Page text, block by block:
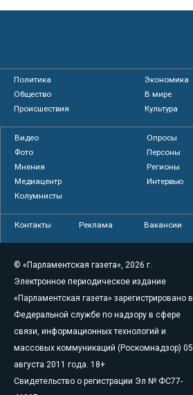
Политика
Экономика
Общество
В мире
Происшествия
Культура
Видео
Опросы
Фото
Персоны
Мнения
Регионы
Медиацентр
Интервью
Колумнисты
Контакты Реклама Вакансии
© «Парламентская газета», 2026 г.
Электронное периодическое издание
«Парламентская газета» зарегистрировано в
Федеральной службе по надзору в сфере
связи, информационных технологий и
массовых коммуникаций (Роскомнадзор) 05
августа 2011 года. 18+
Свидетельство о регистрации Эл № ФС77-